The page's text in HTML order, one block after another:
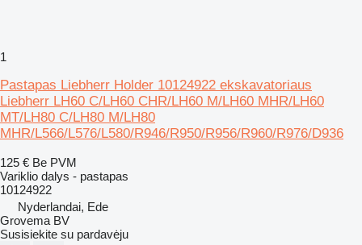
1
Pastapas Liebherr Holder 10124922 ekskavatoriaus
Liebherr LH60 C/LH60 CHR/LH60 M/LH60 MHR/LH60
MT/LH80 C/LH80 M/LH80
MHR/L566/L576/L580/R946/R950/R956/R960/R976/D936
125 € Be PVM
Variklio dalys - pastapas
10124922
Nyderlandai, Ede
Grovema BV
Susisiekite su pardavėju